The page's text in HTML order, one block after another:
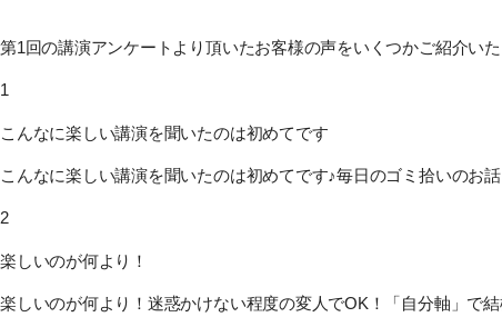
第1回の講演アンケートより頂いたお客様の声をいくつかご紹介い
1
こんなに楽しい講演を聞いたのは初めてです
こんなに楽しい講演を聞いたのは初めてです♪毎日のゴミ拾いのお
2
楽しいのが何より！
楽しいのが何より！迷惑かけない程度の変人でOK！「自分軸」で